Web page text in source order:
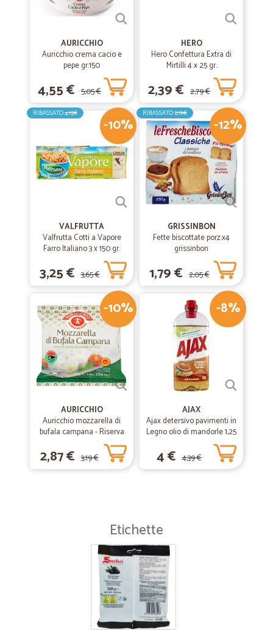
— Sergio G.
Velocissimi braviAURICCHIO
Auricchio crema cacio e
pepe gr.150
4,55 € 5,05 €
HERO
Hero Confettura Extra di
Mirtilli 4 x 25 gr.
2,39 € 2,79 €
-10%
RIBASSATO4,15€
VALFRUTTA
Valfrutta Cotti a Vapore
Farro Italiano 3 x 150 gr.
3,25 € 3,65 €
-12%
RIBASSATO2,19€
GRISSINBON
Fette biscottate porz.x4
grissinbon
1,79 € 2,05 €
-10%
AURICCHIO
Auricchio mozzarella di
bufala campana - Riserva
esclusiva gr.125
2,87 € 3,19 €
-8%
AJAX
Ajax detersivo pavimenti in
Legno olio di mandorle 1,25
4 € 4,39 €
Etichette